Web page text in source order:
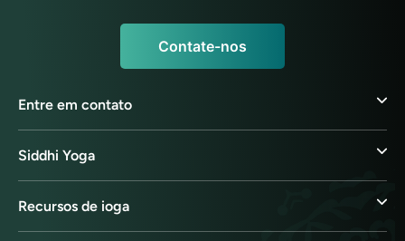
Contate-nos
Entre em contato
Siddhi Yoga
Recursos de ioga